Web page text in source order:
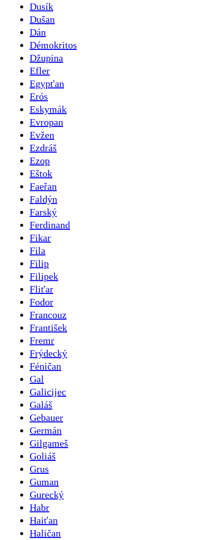
Dusík
Dušan
Dán
Démokritos
Džupina
Efler
Egypťan
Erós
Eskymák
Evropan
Evžen
Ezdráš
Ezop
Eštok
Faeřan
Faldýn
Farský
Ferdinand
Fikar
Fila
Filip
Filipek
Fliťar
Fodor
Francouz
František
Fremr
Frýdecký
Féničan
Gal
Galicijec
Galáš
Gebauer
Germán
Gilgameš
Goliáš
Grus
Guman
Gurecký
Habr
Haiťan
Haličan